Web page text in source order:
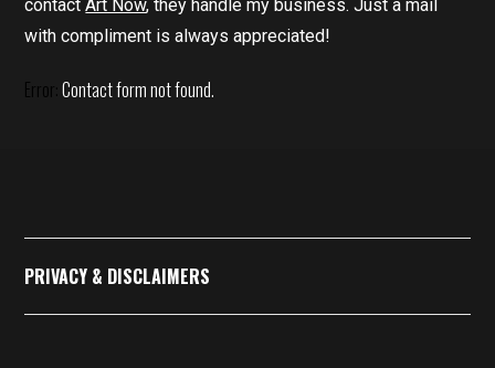
contactArt Now, they handle my business. Just a mail
with compliment is always appreciated!
Error:Contact form not found.
PRIVACY & DISCLAIMERS